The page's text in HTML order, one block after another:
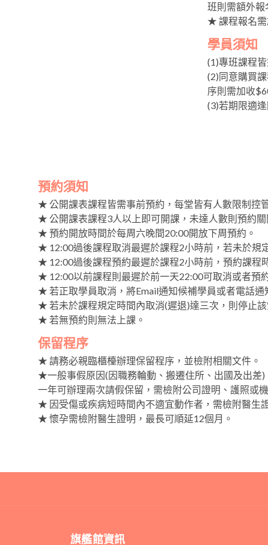
班則需額外報
★ 課程報名需
學員須知
(1)專班課程
(2)同意購買
序則需加收
(3)若期限適
預約須知
★ 公開課表課程皆需事前預約，每堂皆有人數限制控
★ 公開課表課程3人以上即可開課，未達人數則預約關
★ 預約開放時間於每周六晚間20:00開放下周預約。
★ 12:00過後課程取消最遲於課程2小時前，若未於規
★ 12:00過後課程預約最遲於課程2小時前，預約課程
★ 12:00以前課程則最遲於前一天22:00可取消或者預
★ 若正取學員取消，將Email通知候補學員或者電話通
★ 若未於課程規定時間內取消(遲退)達三次，則停止
★ 若無預約則無法上課。
保留程序
★ 請務必親臨櫃檯辦理保留程序，並檢附相關文件。
★一般事假原因(因職務輪動、搬遷住所、出國及出差
一年可辦理兩次請假保留，需檢附公司證明、護照或
★ 因受傷或疾病短時間內不適宜動作者，需檢附醫生
★ 懷孕需檢附醫生證明，最長可順延12個月。
旗艦館資訊